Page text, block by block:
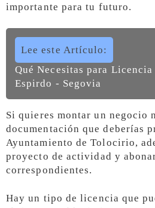
importante para tu futuro.
Lee este Artículo:
Qué Necesitas para
Espirdo - Segovia
Si quieres montar un negocio
documentación que deberías
Ayuntamiento de Tolocirio,
proyecto de actividad y
correspondientes.
Hay un tipo de licencia que